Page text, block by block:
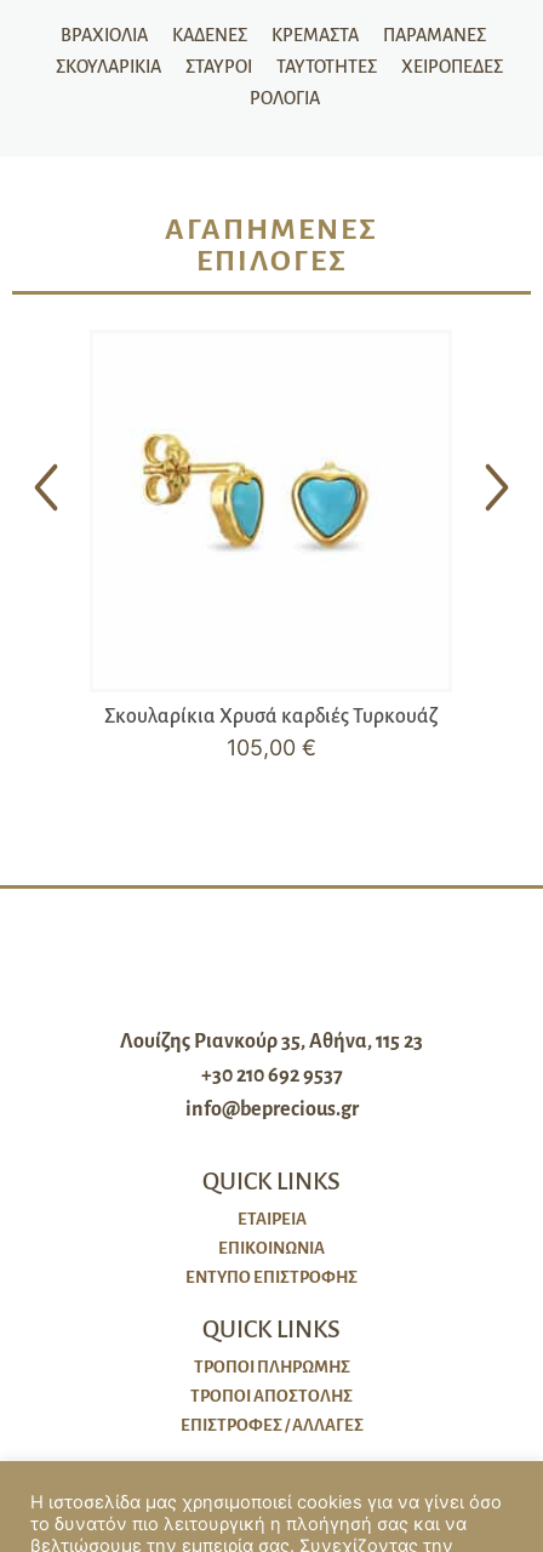
ΒΡΑΧΙΌΛΙΑ ΚΑΔΈΝΕΣ ΚΡΕΜΑΣΤΆ
ΠΑΡΑΜΆΝΕΣ
ΣΚΟΥΛΑΡΊΚΙΑ
ΣΤΑΥΡΟΊ ΤΑΥΤΌΤΗΤΕΣ
ΧΕΙΡΟΠΈΔΕΣ
ΡΟΛΌΓΙΑ
ΑΓΑΠΗΜΈΝΕΣ
ΕΠΙΛΟΓΈΣ
Σκουλαρίκια Χρυσά καρδιές Τυρκουάζ
105,00 €
Λουίζης Ριανκούρ 35, Αθήνα, 115 23
+30 210 692 9537
info@beprecious.gr
QUICK LINKS
ΕΤΑΙΡΕΙΑ
ΕΠΙΚΟΙΝΩΝΙΑ
ΈΝΤΥΠΟ ΕΠΙΣΤΡΟΦΉΣ
QUICK LINKS
ΤΡΌΠΟΙ ΠΛΗΡΩΜΉΣ
ΤΡΌΠΟΙ ΑΠΟΣΤΟΛΉΣ
ΕΠΙΣΤΡΟΦΈΣ / ΑΛΛΑΓΈΣ
ΠΟΛΙΤΙΚΕΣ
COOKIES
Η ιστοσελίδα μας χρησιμοποιεί cookies για να γίνει όσο
το δυνατόν πιο λειτουργική η πλοήγησή σας και να
βελτιώσουμε την εμπειρία σας. Συνεχίζοντας την